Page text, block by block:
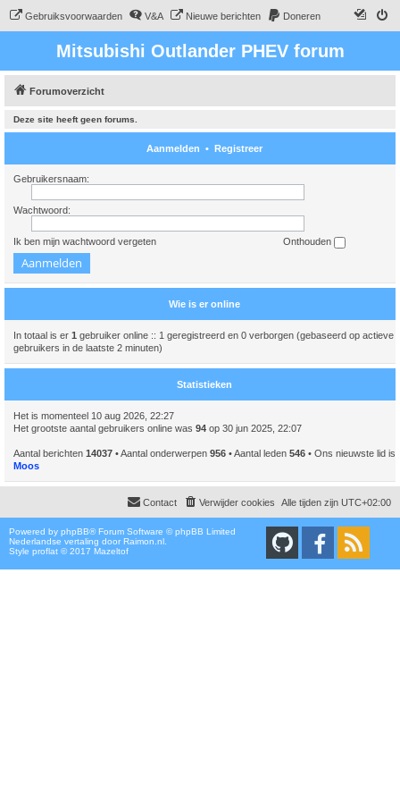
Gebruiksvoorwaarden V&A Nieuwe berichten Doneren
Mitsubishi Outlander PHEV forum
Forumoverzicht
Deze site heeft geen forums.
Aanmelden • Registreer
Gebruikersnaam:
Wachtwoord:
Ik ben mijn wachtwoord vergeten Onthouden
Wie is er online
In totaal is er 1 gebruiker online :: 1 geregistreerd en 0 verborgen (gebaseerd op actieve
gebruikers in de laatste 2 minuten)
Statistieken
Het is momenteel 10 aug 2026, 22:27
Het grootste aantal gebruikers online was 94 op 30 jun 2025, 22:07
Aantal berichten 14037 • Aantal onderwerpen 956 • Aantal leden 546 • Ons nieuwste lid is
Moos
Alle tijden zijn UTC+02:00
Verwijder cookies
Contact
Powered by phpBB® Forum Software © phpBB Limited
Nederlandse vertaling door Raimon.nl
Style proflat © 2017 Mazeltof